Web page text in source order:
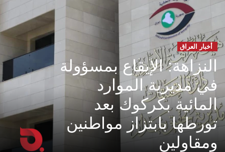
أخبار العراق
النزاهة: الإيقاع بمسؤولة
في مديرية الموارد
المائية بكركوك بعد
تورطها بابتزاز مواطنين
ومقاولين